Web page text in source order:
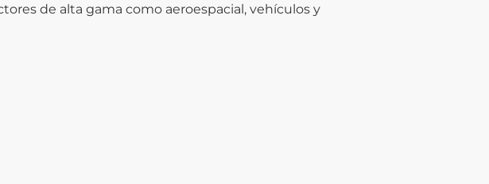
de alta gama como aeroespacial, vehículos y